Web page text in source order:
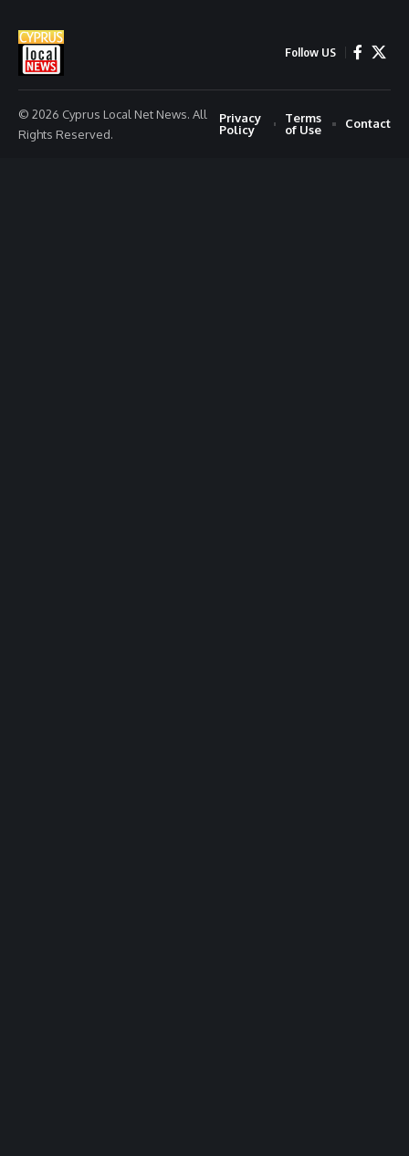
Follow US
© 2026 Cyprus Local Net News. All
Rights Reserved.
Privacy
Policy
Terms
of Use
Contact